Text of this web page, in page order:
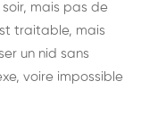
soir, mais pas de
traitable, mais
un nid sans
voire impossible